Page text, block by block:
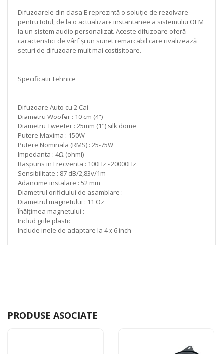
Difuzoarele din clasa E reprezintă o soluție de rezolvare
pentru totul, de la o actualizare instantanee a sistemului OEM
la un sistem audio personalizat. Aceste difuzoare oferă
caracteristici de vârf și un sunet remarcabil care rivalizează
seturi de difuzoare mult mai costisitoare.
Specificatii Tehnice
Difuzoare Auto cu 2 Cai
Diametru Woofer : 10 cm (4“)
Diametru Tweeter : 25mm (1") silk dome
Putere Maxima : 150W
Putere Nominala (RMS) : 25-75W
Impedanta : 4Ω (ohmi)
Raspuns in Frecventa : 100Hz - 20000Hz
Sensibilitate : 87 dB/2,83v/1m
Adancime instalare : 52 mm
Diametrul orificiului de asamblare : -
Diametrul magnetului : 11 Oz
Înălțimea magnetului : -
Includ grile plastic
Include inele de adaptare la 4 x 6 inch
PRODUSE ASOCIATE